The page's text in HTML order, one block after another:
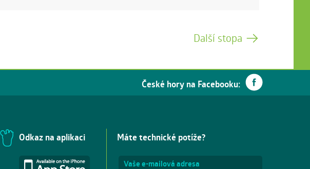
Další stopa
České hory na Facebooku:
Odkaz na aplikaci Máte technické potíže?